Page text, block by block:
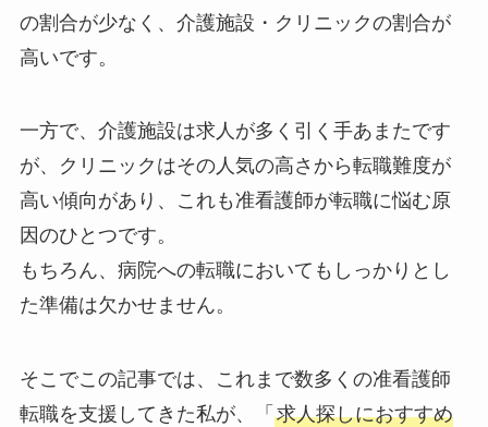
の割合が少なく、介護施設・クリニックの割合が
高いです。
一方で、介護施設は求人が多く引く手あまたです
が、クリニックはその人気の高さから転職難度が
高い傾向があり、これも准看護師が転職に悩む原
因のひとつです。
もちろん、病院への転職においてもしっかりとし
た準備は欠かせません。
そこでこの記事では、これまで数多くの准看護師
転職を支援してきた私が、「 求人探しにおすすめ